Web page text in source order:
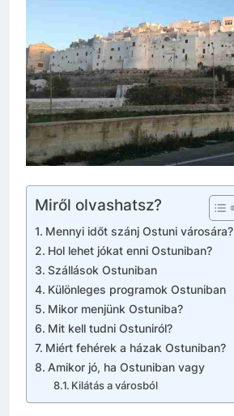
Miről olvashatsz?
Mennyi időt szánj Ostuni városára?
Hol lehet jókat enni Ostuniban?
Szállások Ostuniban
Különleges programok Ostuniban
Mikor menjünk Ostuniba?
Mit kell tudni Ostuniról?
Miért fehérek a házak Ostuniban?
Amikor jó, ha Ostuniban vagy
Kilátás a városból